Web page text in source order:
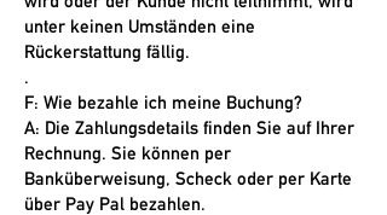
unter keinen Umständen eine
Rückerstattung fällig.
.
F: Wie bezahle ich meine Buchung?
A: Die Zahlungsdetails finden Sie auf Ihrer
Rechnung. Sie können per
Banküberweisung, Scheck oder per Karte
über Pay Pal bezahlen.